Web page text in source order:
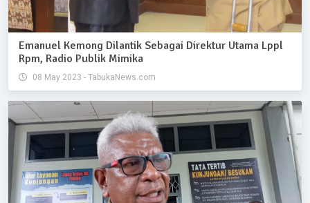
Emanuel Kemong Dilantik Sebagai Direktur Utama Lppl
Rpm, Radio Publik Mimika
08 May 2023 - TabukaNews.com